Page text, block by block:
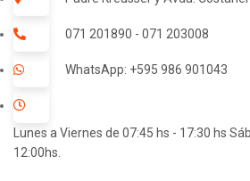
071 201890 - 071 203008
WhatsApp: +595 986 901043
Lunes a Viernes de 07:45 hs - 17:30 hs
12:00hs.